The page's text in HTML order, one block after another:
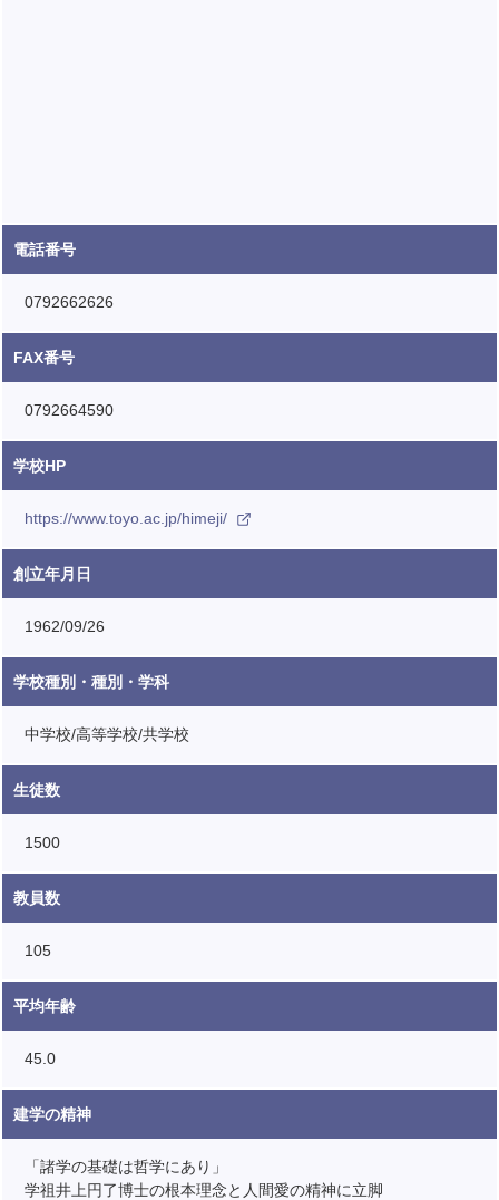
電話番号
0792662626
FAX番号
0792664590
学校HP
https://www.toyo.ac.jp/himeji/
創立年月日
1962/09/26
学校種別・種別・学科
中学校/高等学校/共学校
生徒数
1500
教員数
105
平均年齢
45.0
建学の精神
「諸学の基礎は哲学にあり」
学祖井上円了博士の根本理念と人間愛の精神に立脚